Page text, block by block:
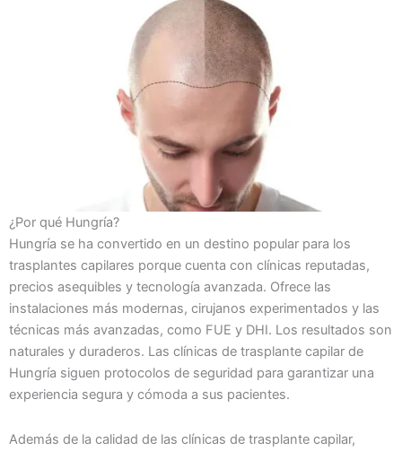
¿Por qué Hungría?
Hungría se ha convertido en un destino popular para los
trasplantes capilares porque cuenta con clínicas reputadas,
precios asequibles y tecnología avanzada. Ofrece las
instalaciones más modernas, cirujanos experimentados y las
técnicas más avanzadas, como FUE y DHI. Los resultados son
naturales y duraderos. Las clínicas de trasplante capilar de
Hungría siguen protocolos de seguridad para garantizar una
experiencia segura y cómoda a sus pacientes.
Además de la calidad de las clínicas de trasplante capilar,